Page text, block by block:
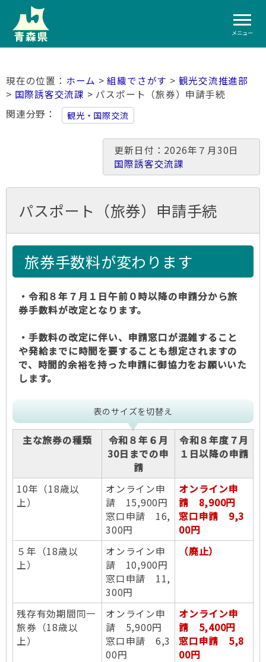
メニュー
ホーム >組織でさがす > 観光交流推進部
> 国際誘客交流課 > パスポート（旅券）申請手続
関連分野
観光・国際交流
更新日付：2026年７月30日
国際誘客交流課
パスポート（旅券）申請手続
旅券手数料が変わります
・令和８年７月１日午前０時以降の申請分から旅
券手数料が改定となります。
・手数料の改定に伴い、申請窓口が混雑すること
や発給までに時間を要することも想定されますの
で、時間的余裕を持った申請に御協力をお願いいた
します。
表のサイズを切替え
主な旅券の種類
令和８年６月
30日までの申
請
令和８年度７月
１日以降の申請
10年（18歳以
上）
オンライン申
請 15,900円
窓口申請 16,
300円
オンライン申
請 8,900円
窓口申請 9,3
00円
５年（18歳以
上）
オンライン申
請 10,900円
窓口申請 11,
300円
（廃止）
残存有効期間同一
旅券（18歳以
上）
オンライン申
請 5,900円
窓口申請 6,3
00円
オンライン申
請 5,400円
窓口申請 5,8
00円